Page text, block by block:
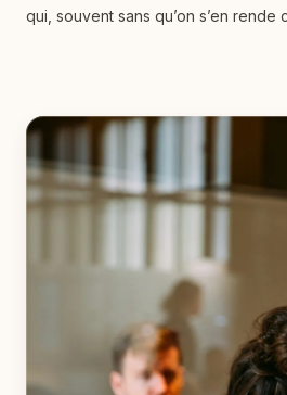
qui, souvent sans qu’on s’en rende